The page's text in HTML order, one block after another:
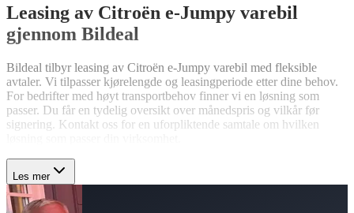
Leasing av Citroën e-Jumpy varebil
gjennom Bildeal
Bildeal tilbyr leasing av Citroën e-Jumpy varebil med fleksible
avtaler. Vi tilpasser kjørelengde og leasingperiode etter dine behov.
For bedrifter med høyt transportbehov finner vi en løsning som
passer. Du får en tydelig oversikt over månedspris og vilkår før
signering. Kontakt oss for en uforpliktende samtale om hvilken
Les mer